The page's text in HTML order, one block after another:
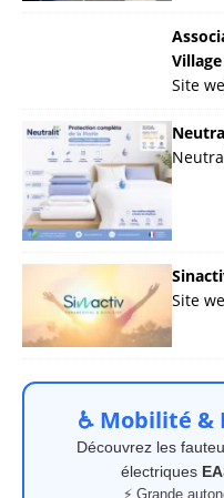
Site
Site
♿ Mobilité &
Découvrez les
électriques
⚡ Grande